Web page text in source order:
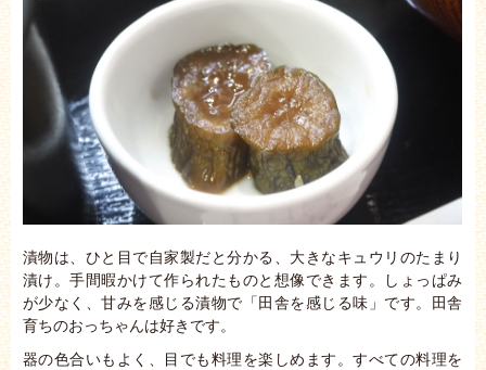
漬物は、ひと目で自家製だと分かる、大きなキュウリのたまり
漬け。手間暇かけて作られたものと想像できます。しょっぱみ
が少なく、甘みを感じる漬物で「田舎を感じる味」です。田舎
育ちのおっちゃんは好きです。
器の色合いもよく、目でも料理を楽しめます。すべての料理を